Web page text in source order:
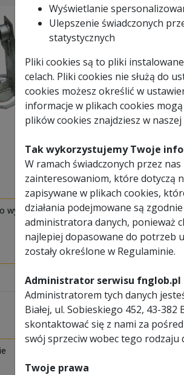
Wyświetlanie
Ulepszenie świadczonych
statystycznych
Pliki cookies są to pliki
celach. Pliki cookies nie służą do
cookies możesz określić w
informacje w plikach cookies
plików cookies znajdziesz w
Tak wykorzystujemy Twoje
W ramach świadczonych przez
zainteresowaniom, które dotyczą
zapisywane w plikach cookies,
działania podejmowane są
administratora danych, ponieważ
najlepiej dopasowane do potrzeb
zostały określone w Regulaminie.
Administrator serwisu fnglob.pl
Administratorem tych danych
Białej, ul. Sobieskiego 452, 43-
skontaktować się z nami za
swój sprzeciw wobec tego rodzaju
Twoje prawa
narciarskich
POLSPORT
wyciągów narciarskich orczykowych typu:
GLOB-WN-ZAW-KR